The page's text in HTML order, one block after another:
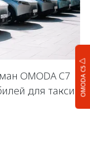
OMODA C5
OMODA C7
для такси